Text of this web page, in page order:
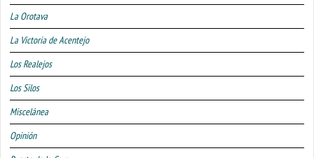
La Orotava
La Victoria de Acentejo
Los Realejos
Los Silos
Miscelánea
Opinión